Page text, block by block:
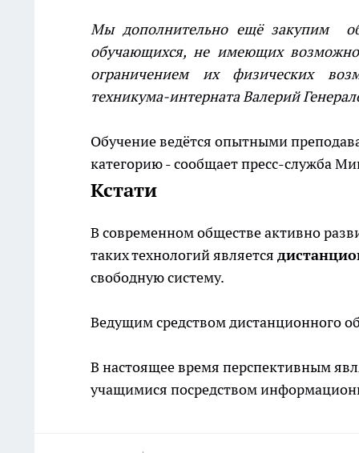
Мы дополнительно ещё закупим
обучающихся, не имеющих
ограничением их физических
техникума-интерната Валерий
Обучение ведётся опытными
категорию - сообщает пресс-служба
Кстати
В современном обществе активно
таких технологий является
свободную систему.
Ведущим средством дистанционного
В настоящее время перспективным
учащимися посредством